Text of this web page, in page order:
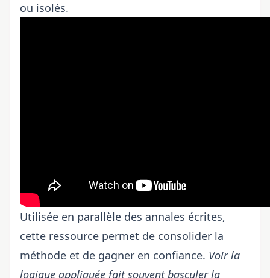
ou isolés.
Utilisée en parallèle des annales écrites,
cette ressource permet de consolider la
méthode et de gagner en confiance. Voir la
logique appliquée fait souvent basculer la